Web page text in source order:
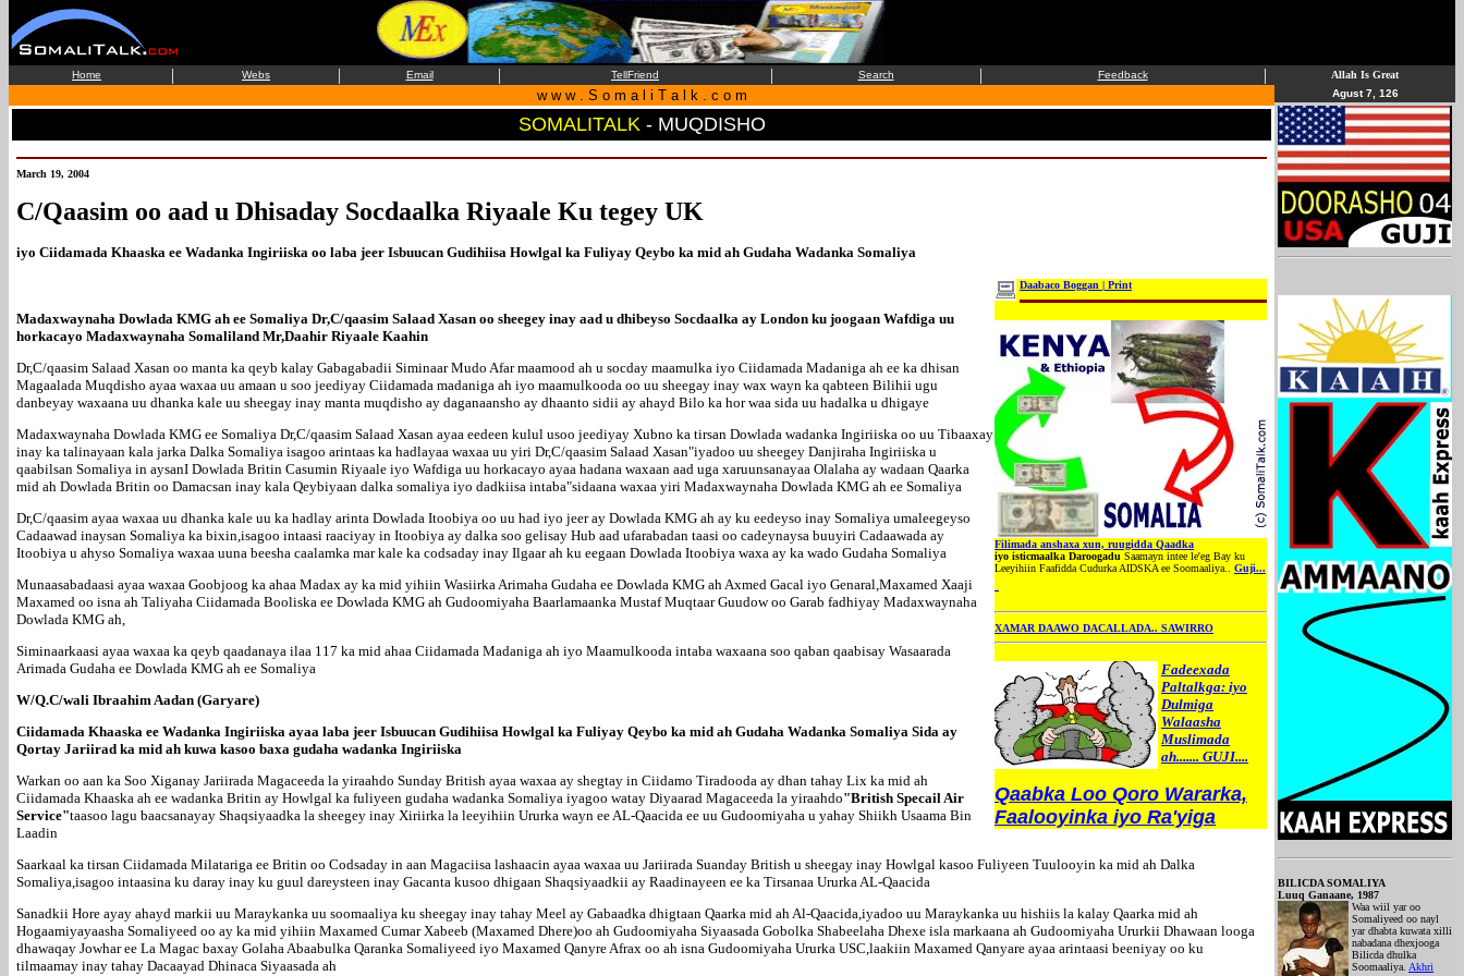
Home | Webs | Email | TellFriend | Search | Feedback |
w w w . S o m a l i T a l k . c o m
SOMALITALK- MUQDISHO
March 19, 2004
C/Qaasim oo aad u Dhisaday Socdaalka Riyaale Ku tegey UK
iyo Ciidamada Khaaska ee Wadanka Ingiriiska oo laba jeer Isbuucan Gudihiisa Howlgal ka Fuliyay Qeybo ka mid ah Gudaha Wadanka Somaliya
Daabaco Boggan | Print
Filimada anshaxa xun, ruugidda Qaadka
iyo isticmaalka Daroogadu Saamayn intee le'eg Bay ku
Leeyihiin Faafidda Cudurka AIDSKA ee Soomaaliya.. Guji...
XAMAR DAAWO DACALLADA.. SAWIRRO
Fadeexada
Paltalkga: iyo
Dulmiga
Walaasha
Muslimada
ah....... GUJI....
Qaabka Loo Qoro Wararka,
Faalooyinka iyo Ra'yiga
Madaxwaynaha Dowlada KMG ah ee Somaliya Dr,C/qaasim Salaad Xasan oo sheegey inay aad u dhibeyso Socdaalka ay London ku joogaan Wafdiga uu
horkacayo Madaxwaynaha Somaliland Mr,Daahir Riyaale Kaahin
Dr,C/qaasim Salaad Xasan oo manta ka qeyb kalay Gabagabadii Siminaar Mudo Afar maamood ah u socday maamulka iyo Ciidamada Madaniga ah ee ka dhisan
Magaalada Muqdisho ayaa waxaa uu amaan u soo jeediyay Ciidamada madaniga ah iyo maamulkooda oo uu sheegay inay wax wayn ka qabteen Bilihii ugu
danbeyay waxaana uu dhanka kale uu sheegay inay manta muqdisho ay daganaansho ay dhaanto sidii ay ahayd Bilo ka hor waa sida uu hadalka u dhigaye
Madaxwaynaha Dowlada KMG ee Somaliya Dr,C/qaasim Salaad Xasan ayaa eedeen kulul usoo jeediyay Xubno ka tirsan Dowlada wadanka Ingiriiska oo uu Tibaaxay
inay ka talinayaan kala jarka Dalka Somaliya isagoo arintaas ka hadlayaa waxaa uu yiri Dr,C/qaasim Salaad Xasan"iyadoo uu sheegey Danjiraha Ingiriiska u
qaabilsan Somaliya in aysanI Dowlada Britin Casumin Riyaale iyo Wafdiga uu horkacayo ayaa hadana waxaan aad uga xaruunsanayaa Olalaha ay wadaan Qaarka
mid ah Dowlada Britin oo Damacsan inay kala Qeybiyaan dalka somaliya iyo dadkiisa intaba"sidaana waxaa yiri Madaxwaynaha Dowlada KMG ah ee Somaliya
Dr,C/qaasim ayaa waxaa uu dhanka kale uu ka hadlay arinta Dowlada Itoobiya oo uu had iyo jeer ay Dowlada KMG ah ay ku eedeyso inay Somaliya umaleegeyso
Cadaawad inaysan Somaliya ka bixin,isagoo intaasi raaciyay in Itoobiya ay dalka soo gelisay Hub aad ufarabadan taasi oo cadeynaysa buuyiri Cadaawada ay
Itoobiya u ahyso Somaliya waxaa uuna beesha caalamka mar kale ka codsaday inay Ilgaar ah ku eegaan Dowlada Itoobiya waxa ay ka wado Gudaha Somaliya
Munaasabadaasi ayaa waxaa Goobjoog ka ahaa Madax ay ka mid yihiin Wasiirka Arimaha Gudaha ee Dowlada KMG ah Axmed Gacal iyo Genaral,Maxamed Xaaji
Maxamed oo isna ah Taliyaha Ciidamada Booliska ee Dowlada KMG ah Gudoomiyaha Baarlamaanka Mustaf Muqtaar Guudow oo Garab fadhiyay Madaxwaynaha
Dowlada KMG ah,
Siminaarkaasi ayaa waxaa ka qeyb qaadanaya ilaa 117 ka mid ahaa Ciidamada Madaniga ah iyo Maamulkooda intaba waxaana soo qaban qaabisay Wasaarada
Arimada Gudaha ee Dowlada KMG ah ee Somaliya
W/Q.C/wali Ibraahim Aadan (Garyare)
Ciidamada Khaaska ee Wadanka Ingiriiska ayaa laba jeer Isbuucan Gudihiisa Howlgal ka Fuliyay Qeybo ka mid ah Gudaha Wadanka Somaliya Sida ay
Qortay Jariirad ka mid ah kuwa kasoo baxa gudaha wadanka Ingiriiska
Warkan oo aan ka Soo Xiganay Jariirada Magaceeda la yiraahdo Sunday British ayaa waxaa ay shegtay in Ciidamo Tiradooda ay dhan tahay Lix ka mid ah
Ciidamada Khaaska ah ee wadanka Britin ay Howlgal ka fuliyeen gudaha wadanka Somaliya iyagoo watay Diyaarad Magaceeda la yiraahdo"British Specail Air
Service"taasoo lagu baacsanayay Shaqsiyaadka la sheegey inay Xiriirka la leeyihiin Ururka wayn ee AL-Qaacida ee uu Gudoomiyaha u yahay Shiikh Usaama Bin
Laadin
Saarkaal ka tirsan Ciidamada Milatariga ee Britin oo Codsaday in aan Magaciisa lashaacin ayaa waxaa uu Jariirada Suanday British u sheegay inay Howlgal kasoo Fuliyeen Tuulooyin ka mid ah Dalka
Somaliya,isagoo intaasina ku daray inay ku guul dareysteen inay Gacanta kusoo dhigaan Shaqsiyaadkii ay Raadinayeen ee ka Tirsanaa Ururka AL-Qaacida
Sanadkii Hore ayay ahayd markii uu Maraykanka uu soomaaliya ku sheegay inay tahay Meel ay Gabaadka dhigtaan Qaarka mid ah Al-Qaacida,iyadoo uu Maraykanka uu hishiis la kalay Qaarka mid ah
Hogaamiyayaasha Somaliyeed oo ay ka mid yihiin Maxamed Cumar Xabeeb (Maxamed Dhere)oo ah Gudoomiyaha Siyaasada Gobolka Shabeelaha Dhexe isla markaana ah Gudoomiyaha Ururkii Dhawaan looga
dhawaqay Jowhar ee La Magac baxay Golaha Abaabulka Qaranka Somaliyeed iyo Maxamed Qanyre Afrax oo ah isna Gudoomiyaha Ururka USC,laakiin Maxamed Qanyare ayaa arintaasi beeniyay oo ku
tilmaamay inay tahay Dacaayad Dhinaca Siyaasada ah
Allah Is Great
Agust 7, 126
BILICDA SOMALIYA
Luuq Ganaane, 1987
Waa wiil yar oo
Somaliyeed oo nayl
yar dhabta kuwata xilli
nabadana dhexjooga
Bilicda dhulka
Soomaaliya. Akhri